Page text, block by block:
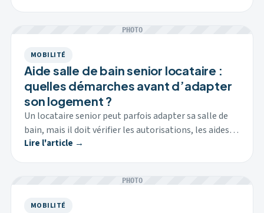
PHOTO
MOBILITÉ
Aide salle de bain senior locataire :
quelles démarches avant d’adapter
son logement ?
Un locataire senior peut parfois adapter sa salle de
bain, mais il doit vérifier les autorisations, les aides…
Lire l'article →
PHOTO
MOBILITÉ